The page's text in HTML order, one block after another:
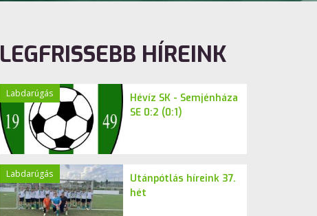
LEGFRISSEBB HÍREINK
Labdarúgás
Hévíz SK - Semjénháza
SE 0:2 (0:1)
Labdarúgás
Utánpótlás híreink 37.
hét